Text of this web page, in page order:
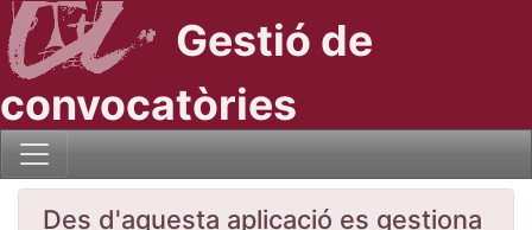
Gestió de
convocatòries
Des d'aquesta aplicació es gestiona